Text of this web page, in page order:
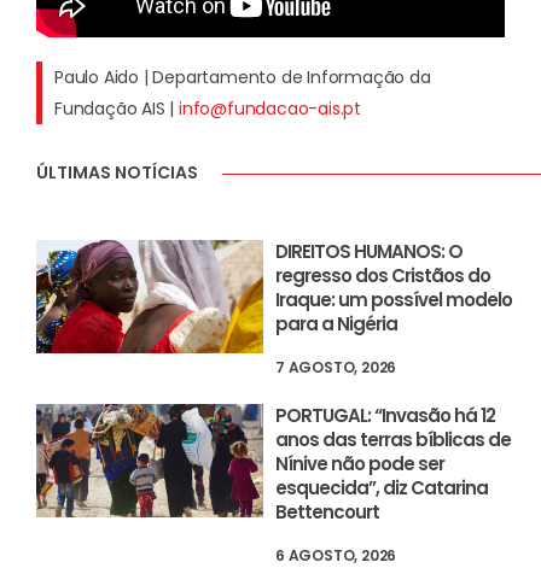
Paulo Aido | Departamento de Informação da
Fundação AIS |info@fundacao-ais.pt
ÚLTIMAS NOTÍCIAS
DIREITOS HUMANOS: O
regresso dos Cristãos do
Iraque: um possível modelo
para a Nigéria
7 AGOSTO, 2026
PORTUGAL: “Invasão há 12
anos das terras bíblicas de
Nínive não pode ser
esquecida”, diz Catarina
Bettencourt
6 AGOSTO, 2026